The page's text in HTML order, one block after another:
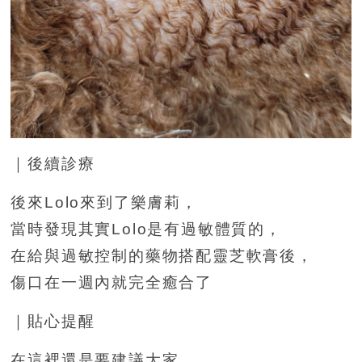
｜後續診療
後來Lolo來到了樂膚莉，
當時發現其實Lolo是有過敏體質的，
在給與過敏控制的藥物搭配靈芝軟膏後，
傷口在一週內就完全癒合了
｜貼心提醒